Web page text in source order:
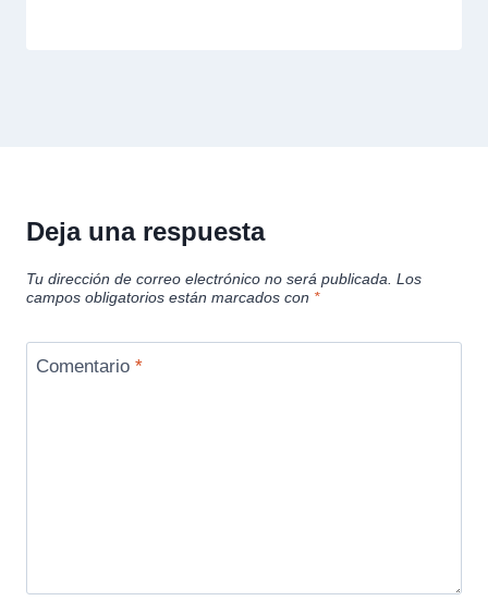
Deja una respuesta
Tu dirección de correo electrónico no será publicada. Los
campos obligatorios están marcados con *
Comentario *